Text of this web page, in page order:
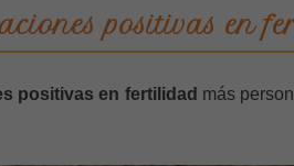
positivas en
positivas en fertilidad más